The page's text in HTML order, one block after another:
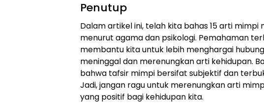
Penutup
Dalam artikel ini, telah kita bahas 15 arti
menurut agama dan psikologi. Pemahaman
membantu kita untuk lebih menghargai
meninggal dan merenungkan arti kehidupan.
bahwa tafsir mimpi bersifat subjektif dan
Jadi, jangan ragu untuk merenungkan arti
yang positif bagi kehidupan kita.